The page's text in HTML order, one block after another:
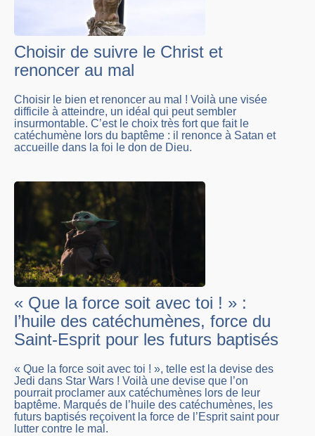
Choisir de suivre le Christ et
renoncer au mal
Choisir le bien et renoncer au mal ! Voilà une visée
difficile à atteindre, un idéal qui peut sembler
insurmontable. C’est le choix très fort que fait le
catéchumène lors du baptême : il renonce à Satan et
accueille dans la foi le don de Dieu.
« Que la force soit avec toi ! » :
l’huile des catéchumènes, force du
Saint-Esprit pour les futurs baptisés
« Que la force soit avec toi ! », telle est la devise des
Jedi dans Star Wars ! Voilà une devise que l’on
pourrait proclamer aux catéchumènes lors de leur
baptême. Marqués de l’huile des catéchumènes, les
futurs baptisés reçoivent la force de l’Esprit saint pour
lutter contre le mal.